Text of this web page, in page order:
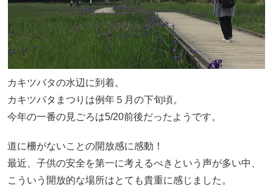
カキツバタの水辺に到着。
カキツバタまつりは例年５月の下旬頃。
今年の一番の見ごろは5/20前後だったようです。
道に柵がないことの開放感に感動！
最近、子供の安全を第一に考えるべきという声が多い中、
こういう開放的な場所はとても貴重に感じました。